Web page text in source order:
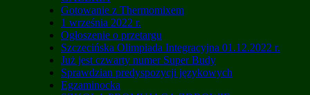
Gotowanie z Thermomixem
1 września 2022 r.
Ogłoszenie o przetargu
Szczecińska Olimpiada Integracyjna 01.12.2022 r.
Już jest czwarty numer Super Budy
Sprawdzian predyspozycji językowych
Egzaminocka